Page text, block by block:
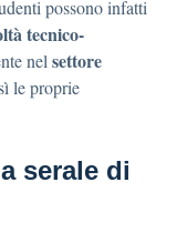
possono infatti
tecnico-
nel settore
le proprie
serale di